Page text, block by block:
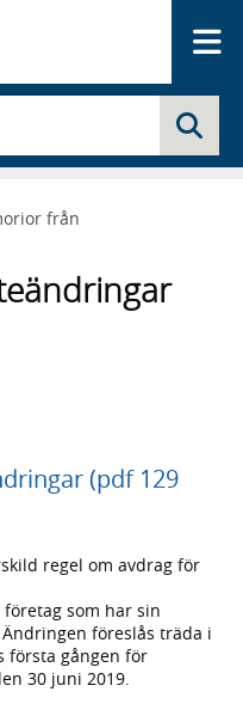
från
(pdf 129
regel om avdrag för
som har sin
föreslås träda i
första gången för
30 juni 2019.